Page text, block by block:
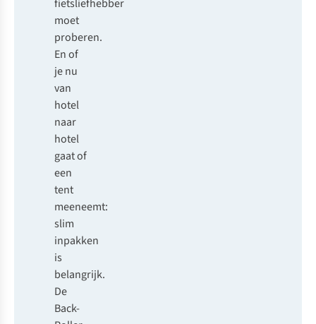
fietsliefhebber
moet
proberen.
En of
je nu
van
hotel
naar
hotel
gaat of
een
tent
meeneemt:
slim
inpakken
is
belangrijk.
De
Back-